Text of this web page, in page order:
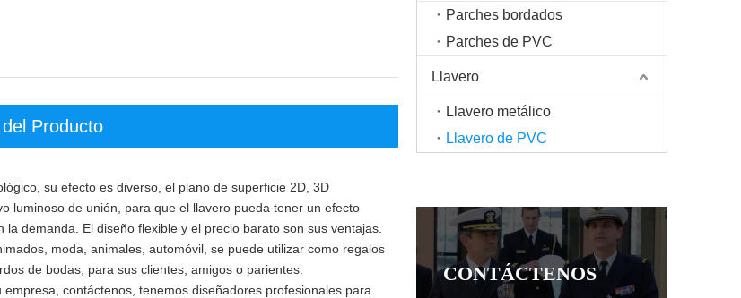
Producto
su efecto es diverso, el plano de superficie 2D, 3D
luminoso de unión, para que el llavero pueda tener un efecto
demanda. El diseño flexible y el precio barato son sus ventajas.
moda, animales, automóvil, se puede utilizar como regalos
de bodas, para sus clientes, amigos o parientes.
contáctenos, tenemos diseñadores profesionales para
Parches bordados
Parches de PVC
Llavero
Llavero metálico
Llavero de PVC
CONTÁCTENOS